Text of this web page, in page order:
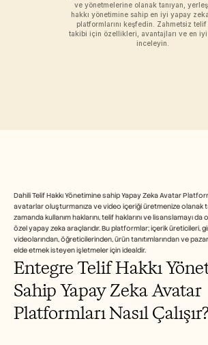
ve yönetmelerine olanak tanıyan,
hakkı yönetimine sahip en iyi yapay
platformlarını keşfedin. Zahmetsiz telif
takibi için özellikleri, avantajları ve en iyi
inceleyin.
Dahili Telif Hakkı Yönetimine sahip Yapay Zeka Avatar
avatarlar oluşturmanıza ve video içeriği üretmenize olanak
zamanda kullanım haklarını, telif haklarını ve lisanslamayı
özel yapay zeka araçlarıdır. Bu platformlar; içerik üreticileri,
videolarından, öğreticilerinden, ürün tanıtımlarından ve
elde etmek isteyen işletmeler için idealdir.
Entegre Telif Hakkı
Sahip Yapay Zeka Avatar
Platformları Nasıl Çalışır?
Customer Stories
Help Center
Careers
Announcement